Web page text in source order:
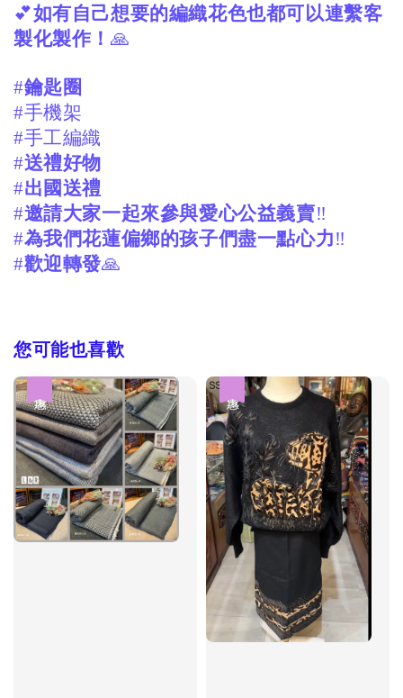
💕如有自己想要的編織花色也都可以連繫客
製化製作！ 🙏
#鑰匙圈
#手機架
#手工編織
#送禮好物
#出國送禮
#邀請大家一起來參與愛心公益義賣‼️
#為我們花蓮偏鄉的孩子們盡一點心力‼️
#歡迎轉發🙏
您可能也喜歡